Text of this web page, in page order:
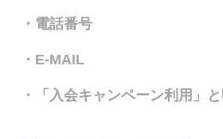
・電話番号
・E-MAIL
・「入会キャンペーン利用」と